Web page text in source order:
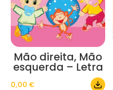
Mão direita, Mão
esquerda – Letra
0,00 €